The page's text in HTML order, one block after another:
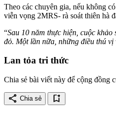
Theo các chuyên gia, nếu không
viễn vọng 2MRS- rà soát thiên hà
“Sau 10 năm thực hiện, cuộc
đỏ. Một lần nữa, những điều thú
Lan tỏa tri thức
Chia sẻ bài viết này để cộng đồng
share Chia sẻ bookmark_add